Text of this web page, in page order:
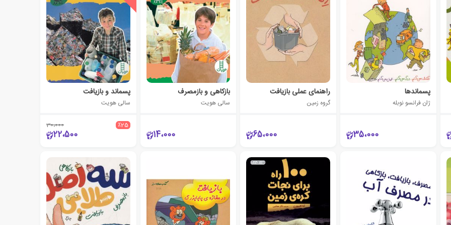
پسماندها
ژان فرانسو نوبله
35،000
راهنمای عملی بازیافت
گروه زمین
65،000
بازکاهی و بازمصرف
سالی هویت
14،000
پسماند و بازیافت
سالی هویت
٪25 30،000
22،500